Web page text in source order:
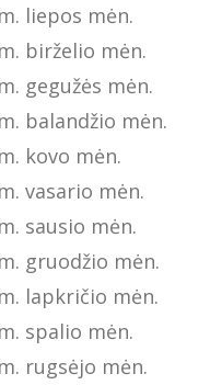
liepos mėn.
birželio mėn.
gegužės mėn.
balandžio mėn.
kovo mėn.
vasario mėn.
sausio mėn.
gruodžio mėn.
lapkričio mėn.
spalio mėn.
rugsėjo mėn.